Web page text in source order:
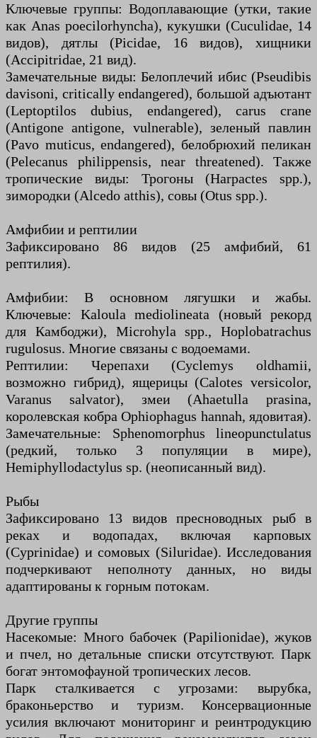
Ключевые группы: Водоплавающие (утки, такие
как Anas poecilorhyncha), кукушки (Cuculidae, 14
видов), дятлы (Picidae, 16 видов), хищники
(Accipitridae, 21 вид).
Замечательные виды: Белоплечий ибис (Pseudibis
davisoni, critically endangered), большой адъютант
(Leptoptilos dubius, endangered), сarus crane
(Antigone antigone, vulnerable), зеленый павлин
(Pavo muticus, endangered), белобрюхий пеликан
(Pelecanus philippensis, near threatened). Также
тропические виды: Трогоны (Harpactes spp.),
зимородки (Alcedo atthis), совы (Otus spp.).
Амфибии и рептилии
Зафиксировано 86 видов (25 амфибий, 61
рептилия).
Амфибии: В основном лягушки и жабы.
Ключевые: Kaloula mediolineata (новый рекорд
для Камбоджи), Microhyla spp., Hoplobatrachus
rugulosus. Многие связаны с водоемами.
Рептилии: Черепахи (Cyclemys oldhamii,
возможно гибрид), ящерицы (Calotes versicolor,
Varanus salvator), змеи (Ahaetulla prasina,
королевская кобра Ophiophagus hannah, ядовитая).
Замечательные: Sphenomorphus lineopunctulatus
(редкий, только 3 популяции в мире),
Hemiphyllodactylus sp. (неописанный вид).
Рыбы
Зафиксировано 13 видов пресноводных рыб в
реках и водопадах, включая карповых
(Cyprinidae) и сомовых (Siluridae). Исследования
подчеркивают неполноту данных, но виды
адаптированы к горным потокам.
Другие группы
Насекомые: Много бабочек (Papilionidae), жуков
и пчел, но детальные списки отсутствуют. Парк
богат энтомофауной тропических лесов.
Парк сталкивается с угрозами: вырубка,
браконьерство и туризм. Консервационные
усилия включают мониторинг и реинтродукцию